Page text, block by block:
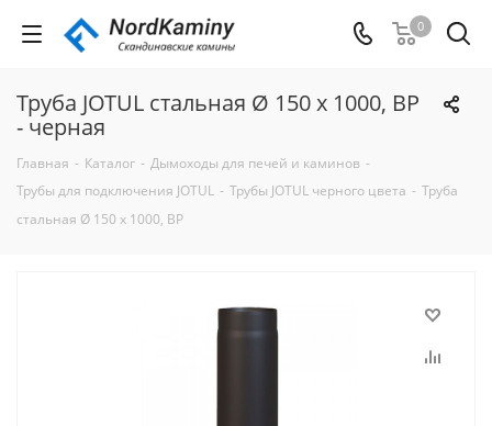
0
Труба JOTUL стальная Ø 150 х 1000, ВР
- черная
Главная - Каталог - Дымоходы для печей и каминов -
Трубы для подключения JOTUL - Трубы JOTUL черного цвета - Труба
стальная Ø 150 х 1000, ВР